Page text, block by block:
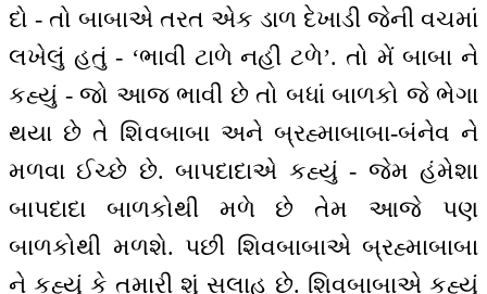
દો - તો બાબાએ તરત એક ડાળ દેખાડી જેની વચમાં
લખેલું હતું - ‘ભાવી ટાળે નહીં ટળે’. તો મેં બાબા ને
કહ્યું - જો આજ ભાવી છે તો બધાં બાળકો જે ભેગા
થયા છે તે શિવબાબા અને બ્રહ્માબાબા-બંનેવ ને
મળવા ઈચ્છે છે. બાપદાદાએ કહ્યું - જેમ હંમેશા
બાપદાદા બાળકોથી મળે છે તેમ આજે પણ
બાળકોથી મળશે. પછી શિવબાબાએ બ્રહ્માબાબા
ને કહ્યું કે તમારી શું સલાહ છે. શિવબાબાએ કહ્યું